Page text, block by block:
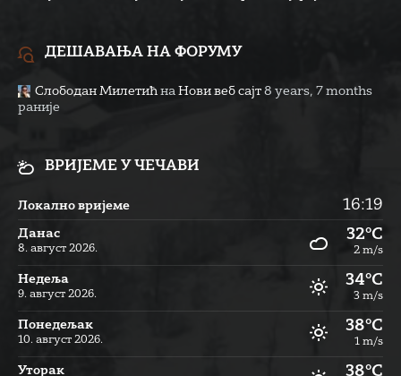
ДЕШАВАЊА НА ФОРУМУ
Слободан Милетић на Нови веб сајт 8 years, 7 months
раније
ВРИЈЕМЕ У ЧЕЧАВИ
Локално вријеме 16:19
Данас
8. август 2026.
32°C
2 m/s
Недеља
9. август 2026.
34°C
3 m/s
Понедељак
10. август 2026.
38°C
1 m/s
Уторак 38°C